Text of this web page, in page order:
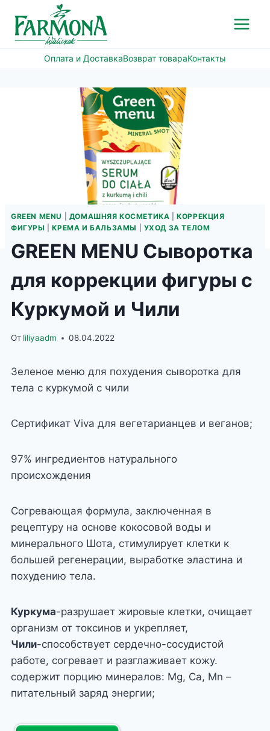
содержимому
Оплата и ДоставкаВозврат товараКонтакты
GREEN MENU ДОМАШНЯЯ КОСМЕТИКА |КОРРЕКЦИЯ
ФИГУРЫ
|КРЕМА И БАЛЬЗАМЫ УХОД ЗА ТЕЛОМ
GREEN MENU Сыворотка
для коррекции фигуры с
Куркумой и Чили
От liliyaadm 08.04.2022
Зеленое меню для похудения сыворотка для
тела с куркумой с чили
Сертификат Viva для вегетарианцев и веганов;
97% ингредиентов натурального
происхождения
Согревающая формула, заключенная в
рецептуру на основе кокосовой воды и
минерального Шота, стимулирует клетки к
большей регенерации, выработке эластина и
похудению тела.
Куркума-разрушает жировые клетки, очищает
организм от токсинов и укрепляет,
Чили-способствует сердечно-сосудистой
работе, согревает и разглаживает кожу.
содержит порцию минералов: Mg, Ca, Mn –
питательный заряд энергии;